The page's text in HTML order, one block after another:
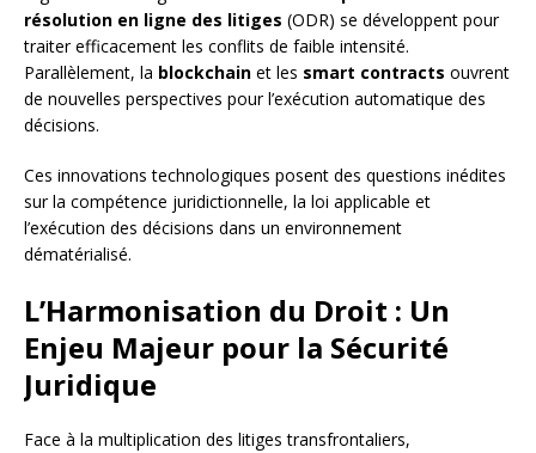
résolution en ligne des litiges (ODR) se développent pour
traiter efficacement les conflits de faible intensité.
Parallèlement, la blockchain et les smart contracts ouvrent
de nouvelles perspectives pour l’exécution automatique des
décisions.
Ces innovations technologiques posent des questions inédites
sur la compétence juridictionnelle, la loi applicable et
l’exécution des décisions dans un environnement
dématérialisé.
L’Harmonisation du Droit : Un
Enjeu Majeur pour la Sécurité
Juridique
Face à la multiplication des litiges transfrontaliers,